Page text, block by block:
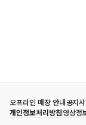
오프라인 매장 안내공지
개인정보처리방침영상정